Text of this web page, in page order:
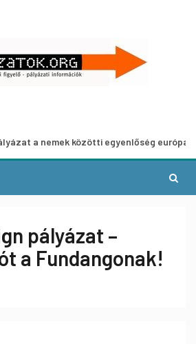
nemek közötti egyenlőség európai
pályázat –
a Fundangonak!